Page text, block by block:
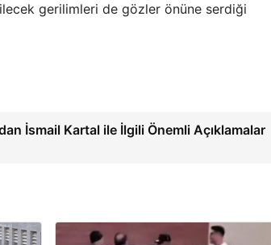
gerilimleri de gözler önüne serdiği
İsmail Kartal ile İlgili Önemli Açıklamalar